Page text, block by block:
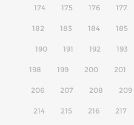
174 175 176 177
182 183 184 185
190 191 192 193
198 199 200 201
206 207 208 209
214 215 216 217